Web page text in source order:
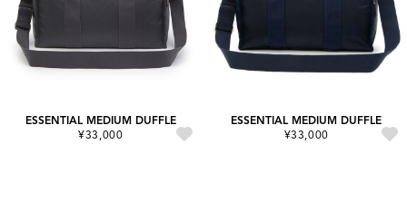
ESSENTIAL MEDIUM DUFFLE
¥33,000
ESSENTIAL MEDIUM DUFFLE
¥33,000